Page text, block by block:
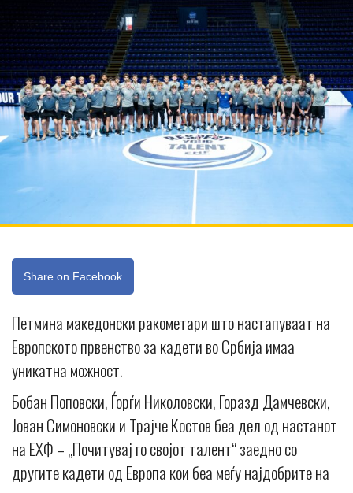
Share on Facebook
Петмина македонски ракометари што настапуваат на
Европското првенство за кадети во Србија имаа
уникатна можност.
Бобан Поповски, Ѓорѓи Николовски, Горазд Дамчевски,
Јован Симоновски и Трајче Костов беа дел од настанот
на ЕХФ – „Почитувај го својот талент“ заедно со
другите кадети од Европа кои беа меѓу најдобрите на